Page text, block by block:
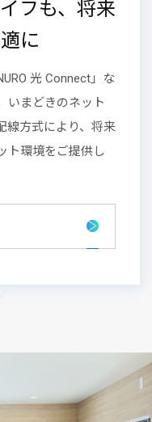
フも、将来
に
光 Connect」な
いまどきのネット
線方式により、将来
ト環境をご提供し